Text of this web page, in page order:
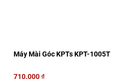
Máy Mài Góc KPTs KPT-1005T
710.000₫